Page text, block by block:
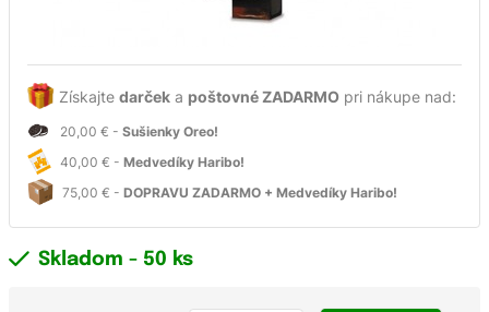
Získajte darček a poštovné ZADARMO pri nákupe nad:
20,00 € - Sušienky Oreo!
40,00 € - Medvedíky Haribo!
75,00 € - DOPRAVU ZADARMO + Medvedíky Haribo!
Skladom - 50 ks